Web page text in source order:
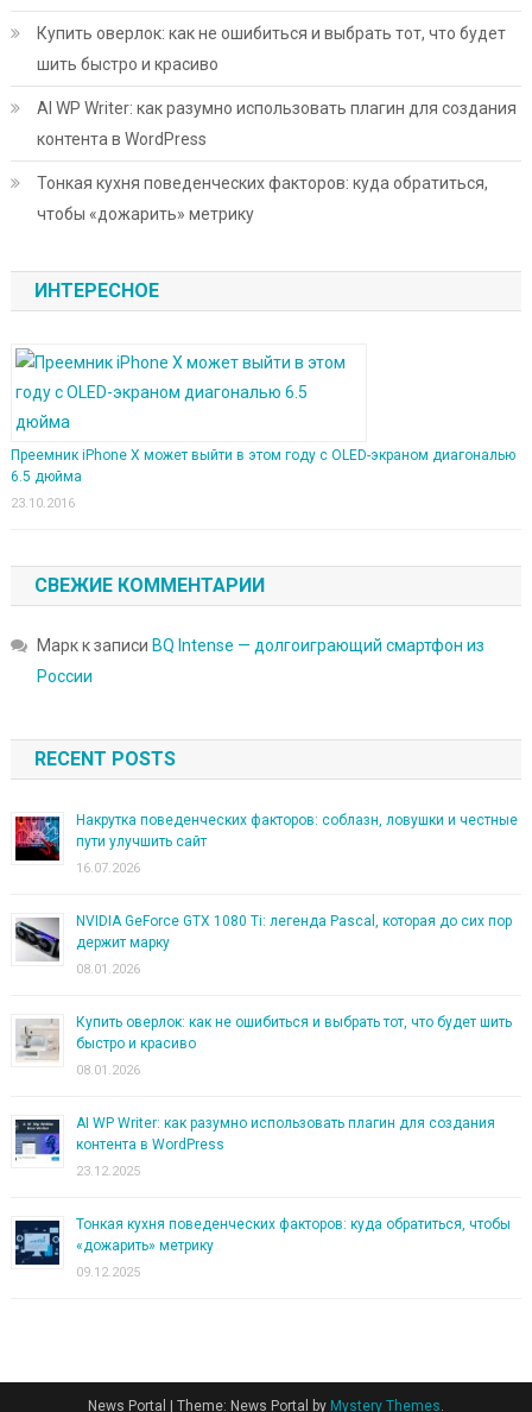
Купить оверлок: как не ошибиться и выбрать тот, что будет
шить быстро и красиво
AI WP Writer: как разумно использовать плагин для создания
контента в WordPress
Тонкая кухня поведенческих факторов: куда обратиться,
чтобы «дожарить» метрику
ИНТЕРЕСНОЕ
Преемник iPhone X может выйти в этом году с OLED-экраном диагональю
6.5 дюйма
23.10.2016
СВЕЖИЕ КОММЕНТАРИИ
Маркк записи BQ Intense — долгоиграющий смартфон из
России
RECENT POSTS
Накрутка поведенческих факторов: соблазн, ловушки и честные
пути улучшить сайт
16.07.2026
NVIDIA GeForce GTX 1080 Ti: легенда Pascal, которая до сих пор
держит марку
08.01.2026
Купить оверлок: как не ошибиться и выбрать тот, что будет шить
быстро и красиво
08.01.2026
AI WP Writer: как разумно использовать плагин для создания
контента в WordPress
23.12.2025
Тонкая кухня поведенческих факторов: куда обратиться, чтобы
«дожарить» метрику
09.12.2025
News Portal Theme: News Portal by Mystery Themes.